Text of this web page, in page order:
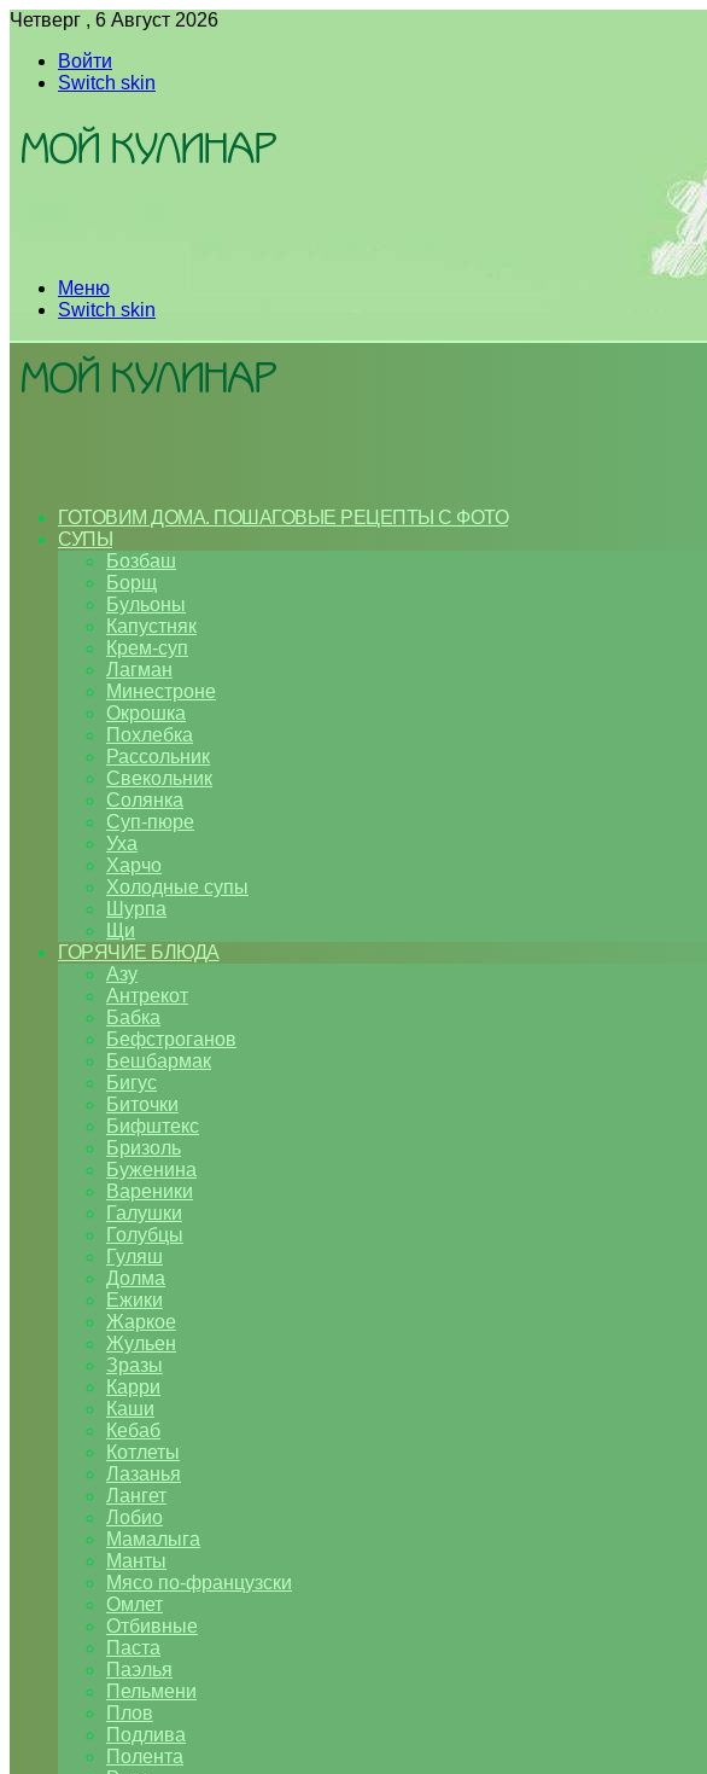
Четверг , 6 Август 2026
Войти
Switch skin
Меню
Switch skin
ГОТОВИМ ДОМА. ПОШАГОВЫЕ РЕЦЕПТЫ С ФОТО
СУПЫ
Бозбаш
Борщ
Бульоны
Капустняк
Крем-суп
Лагман
Минестроне
Окрошка
Похлебка
Рассольник
Свекольник
Солянка
Суп-пюре
Уха
Харчо
Холодные супы
Шурпа
Щи
ГОРЯЧИЕ БЛЮДА
Азу
Антрекот
Бабка
Бефстроганов
Бешбармак
Бигус
Биточки
Бифштекс
Бризоль
Буженина
Вареники
Галушки
Голубцы
Гуляш
Долма
Ежики
Жаркое
Жульен
Зразы
Карри
Каши
Кебаб
Котлеты
Лазанья
Лангет
Лобио
Мамалыга
Манты
Мясо по-французски
Омлет
Отбивные
Паста
Паэлья
Пельмени
Плов
Подлива
Полента